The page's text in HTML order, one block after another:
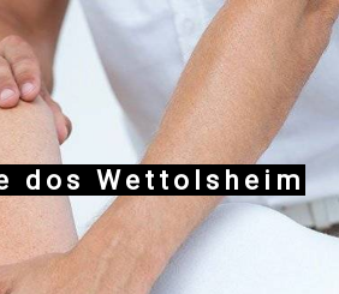
dos Wettolsheim
cookies